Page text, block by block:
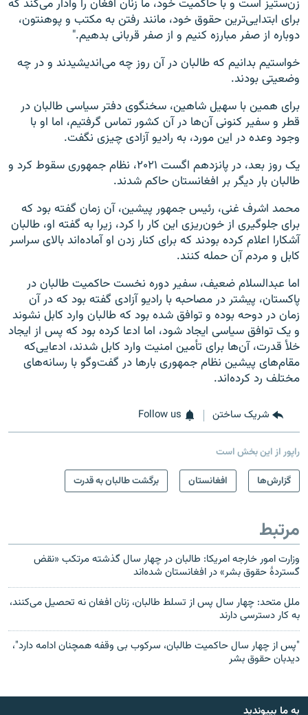
زن‌ستیز است و با حاکمیت خود، ما زنان افغان را وادار می‌کند که
برای ابتدایی‌ترین حقوق خود، مانند رفتن به مکتب و پوهنتون،
دوباره از صفر مبارزه کنیم و از صفر قربانی بدهیم."
خواستیم بدانیم که طالبان در آن روز چه می‌اندیشیدند و در چه
وضعیتی بودند.
برای همین با سهیل شاهین، سخنگوی دفتر سیاسی طالبان در
قطر و سفیر کنونی آن‌ها در آن کشور تماس گرفتیم، اما او با
وجود وعده در این مورد، به رادیو آزادی چیزی نگفت.
یک روز بعد، در پانزدهم اگست ۲۰۲۱، نظام جمهوری سقوط کرد و
طالبان بار دیگر بر افغانستان حاکم شدند.
محمد اشرف غنی، رئیس جمهور پیشین، آن زمان گفته بود که
برای جلوگیری از خون‌ریزی این کار را کرد، زیرا به گفته او، طالبان
آشکارا اعلام کرده بودند که برای کنار زدن او آماده‌اند بالای سراسر
کابل و مردم آن حمله کنند.
اما عبدالسلام ضعیف، سفیر دوره نخست حاکمیت طالبان در
پاکستان، پیشتر در مصاحبه با رادیو آزادی گفته بود که در آن
زمان در دوحه بوده و توافق شده بود که طالبان وارد کابل نشوند
و یک توافق سیاسی ایجاد شود، اما ادعا کرده بود که پس از ایجاد
خلأ قدرت، آن‌ها برای تأمین امنیت وارد کابل شدند، ادعایی‌که
مقام‌های پیشین نظام جمهوری بارها در گفت‌وگو با رسانه‌های
مختلف رد کرده‌اند.
شریک ساختن Follow us
راپور از این بخش است
گزارش‌ها
افغانستان برگشت طالبان به قدرت
مرتبط
وزارت امور خارجه امریکا: طالبان در چهار سال گذشته مرتکب «نقض
گستردهٔ حقوق بشر» در افغانستان شده‌اند
ملل متحد: چهار سال پس از تسلط طالبان، زنان افغان نه تحصیل می‌کنند،
به کار دسترسی دارند
"پس از چهار سال حاکمیت طالبان، سرکوب بی‌ وقفه همچنان ادامه دارد"،
دیدبان حقوق بشر
به ما بپیوندید